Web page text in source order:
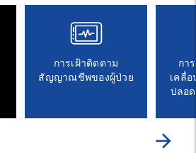
การเฝ้าติดตาม
สัญญาณชีพของผู้ป่วย
กา
เคลื่
ปลอ
arrow_forward